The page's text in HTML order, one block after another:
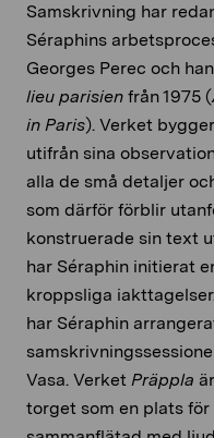
Samskrivning har
Séraphins
Georges Perec och
lieu parisien från 1975 (
in Paris). Verket
utifrån sina
alla de små detaljer
som därför förblir
konstruerade sin text
har Séraphin initierat
kroppsliga
har Séraphin
Vasa. Verket Präppla
torget som en plats